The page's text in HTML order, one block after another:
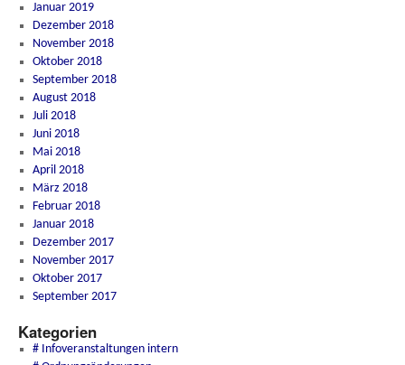
Januar 2019
Dezember 2018
November 2018
Oktober 2018
September 2018
August 2018
Juli 2018
Juni 2018
Mai 2018
April 2018
März 2018
Februar 2018
Januar 2018
Dezember 2017
November 2017
Oktober 2017
September 2017
Kategorien
# Infoveranstaltungen intern